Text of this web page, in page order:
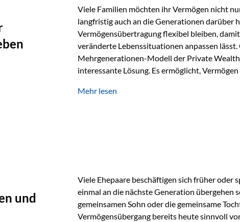
Viele Familien möchten ihr Vermögen nicht
langfristig auch an die Generationen darüber
Vermögensübertragung flexibel bleiben,
veränderte Lebenssituationen anpassen
Mehrgenerationen-Modell der Private
interessante Lösung. Es ermöglicht,
Ausgangssituation Stellen Sie sich folgende
Mehr lesen
und
Viele Ehepaare beschäftigen sich früher oder
einmal an die nächste Generation übergehen
gemeinsamen Sohn oder die gemeinsame
Vermögensübergang bereits heute sinnvoll